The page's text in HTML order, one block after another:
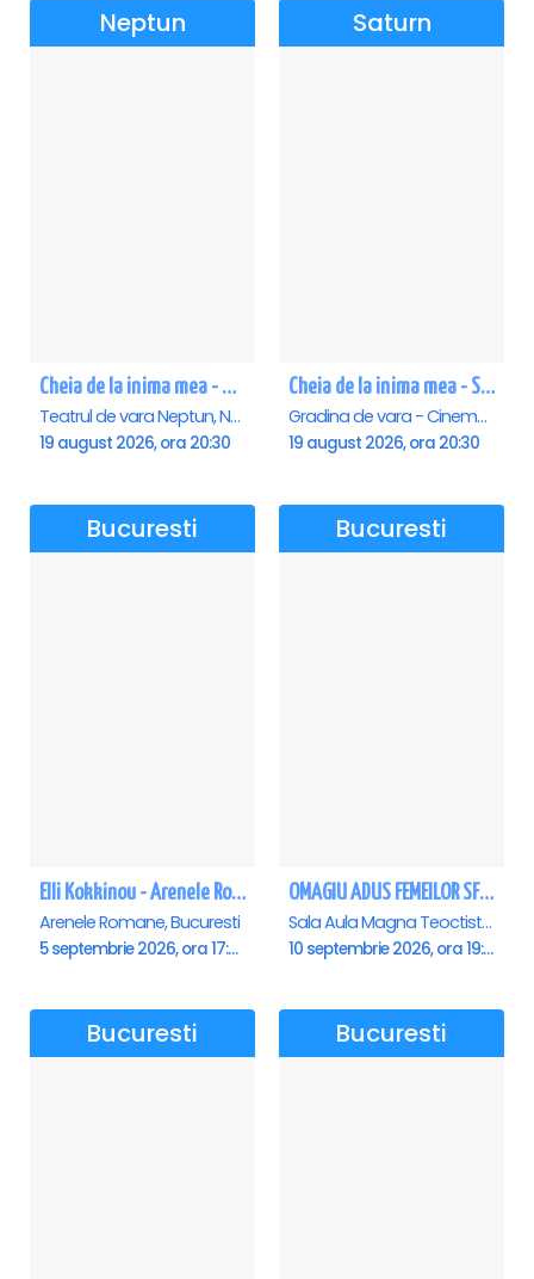
Neptun
Cheia de la inima mea - Neptun
Teatrul de vara Neptun, Neptun
19 august 2026, ora 20:30
Saturn
Cheia de la inima mea - Saturn
Gradina de vara - Cinema Saturn, Saturn
19 august 2026, ora 20:30
Bucuresti
Elli Kokkinou - Arenele Romane
Arenele Romane, Bucuresti
5 septembrie 2026, ora 17:00
Bucuresti
OMAGIU ADUS FEMEILOR SFINTE - Ana Nuță
Sala Aula Magna Teoctist Patriarhul, Palatul Patriarhiei, Bucuresti
10 septembrie 2026, ora 19:00
Bucuresti Bucuresti